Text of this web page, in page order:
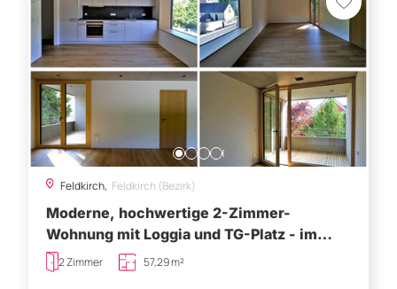
Feldkirch, Feldkirch (Bezirk)
Moderne, hochwertige 2-Zimmer-
Wohnung mit Loggia und TG-Platz - im
Zentrum von Feldkirch
2 Zimmer 57,29 m²